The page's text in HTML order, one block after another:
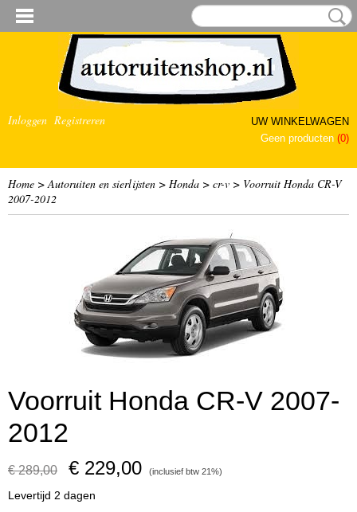
Inloggen Registreren
UW WINKELWAGEN
Geen producten (0)
Home >Autoruiten en sierlijsten > Honda > cr-v > Voorruit Honda CR-V
2007-2012
Voorruit Honda CR-V 2007-
2012
€ 289,00 € 229,00 (inclusief btw 21%)
Levertijd 2 dagen